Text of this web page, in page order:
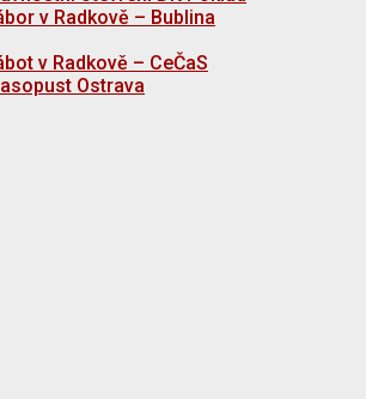
v Radkově – Bublina
v Radkově – CeČaS
Ostrava